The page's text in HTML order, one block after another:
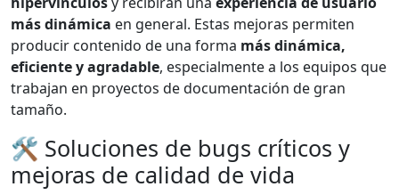
más dinámica en general. Estas mejoras permiten
producir contenido de una forma más dinámica,
eficiente y agradable, especialmente a los equipos que
trabajan en proyectos de documentación de gran
tamaño.
🛠️ Soluciones de bugs críticos y
mejoras de calidad de vida